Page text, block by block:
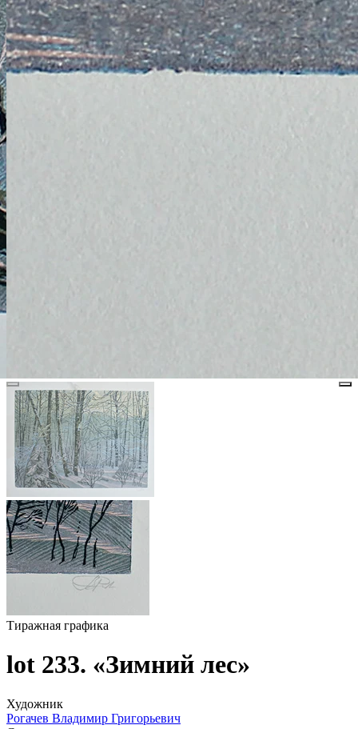
Тиражная графика
lot 233. «Зимний лес»
Художник
Рогачев Владимир Григорьевич